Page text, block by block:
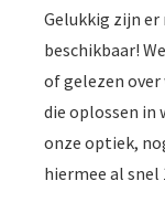
Gelukkig zijn
beschikbaar!
of gelezen
die oplossen in
onze optiek,
hiermee al